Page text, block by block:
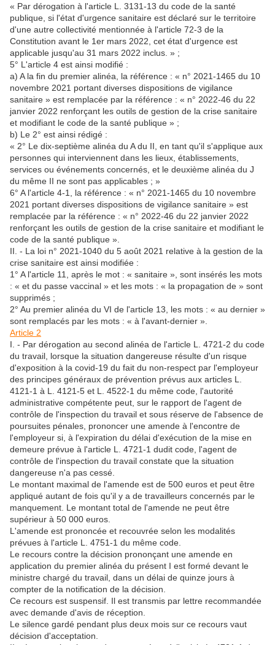
« Par dérogation à l'article L. 3131-13 du code de la santé
publique, si l'état d'urgence sanitaire est déclaré sur le territoire
d'une autre collectivité mentionnée à l'article 72-3 de la
Constitution avant le 1er mars 2022, cet état d'urgence est
applicable jusqu'au 31 mars 2022 inclus. » ;
5° L'article 4 est ainsi modifié :
a) A la fin du premier alinéa, la référence : « n° 2021-1465 du 10
novembre 2021 portant diverses dispositions de vigilance
sanitaire » est remplacée par la référence : « n° 2022-46 du 22
janvier 2022 renforçant les outils de gestion de la crise sanitaire
et modifiant le code de la santé publique » ;
b) Le 2° est ainsi rédigé :
« 2° Le dix-septième alinéa du A du II, en tant qu'il s'applique aux
personnes qui interviennent dans les lieux, établissements,
services ou événements concernés, et le deuxième alinéa du J
du même II ne sont pas applicables ; »
6° A l'article 4-1, la référence : « n° 2021-1465 du 10 novembre
2021 portant diverses dispositions de vigilance sanitaire » est
remplacée par la référence : « n° 2022-46 du 22 janvier 2022
renforçant les outils de gestion de la crise sanitaire et modifiant le
code de la santé publique ».
II. - La loi n° 2021-1040 du 5 août 2021 relative à la gestion de la
crise sanitaire est ainsi modifiée :
1° A l'article 11, après le mot : « sanitaire », sont insérés les mots
: « et du passe vaccinal » et les mots : « la propagation de » sont
supprimés ;
2° Au premier alinéa du VI de l'article 13, les mots : « au dernier »
sont remplacés par les mots : « à l'avant-dernier ».
Article 2
I. - Par dérogation au second alinéa de l'article L. 4721-2 du code
du travail, lorsque la situation dangereuse résulte d'un risque
d'exposition à la covid-19 du fait du non-respect par l'employeur
des principes généraux de prévention prévus aux articles L.
4121-1 à L. 4121-5 et L. 4522-1 du même code, l'autorité
administrative compétente peut, sur le rapport de l'agent de
contrôle de l'inspection du travail et sous réserve de l'absence de
poursuites pénales, prononcer une amende à l'encontre de
l'employeur si, à l'expiration du délai d'exécution de la mise en
demeure prévue à l'article L. 4721-1 dudit code, l'agent de
contrôle de l'inspection du travail constate que la situation
dangereuse n'a pas cessé.
Le montant maximal de l'amende est de 500 euros et peut être
appliqué autant de fois qu'il y a de travailleurs concernés par le
manquement. Le montant total de l'amende ne peut être
supérieur à 50 000 euros.
L'amende est prononcée et recouvrée selon les modalités
prévues à l'article L. 4751-1 du même code.
Le recours contre la décision prononçant une amende en
application du premier alinéa du présent I est formé devant le
ministre chargé du travail, dans un délai de quinze jours à
compter de la notification de la décision.
Ce recours est suspensif. Il est transmis par lettre recommandée
avec demande d'avis de réception.
Le silence gardé pendant plus deux mois sur ce recours vaut
décision d'acceptation.